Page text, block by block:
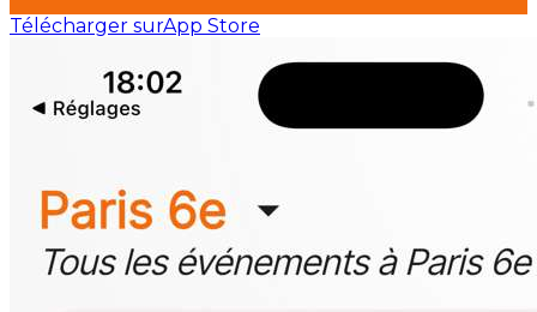
Télécharger surApp Store